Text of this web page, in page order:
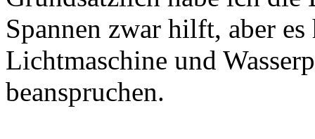
Spannen zwar hilft, aber
Lichtmaschine und
beanspruchen.